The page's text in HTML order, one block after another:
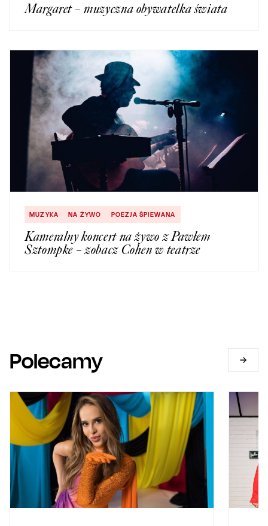
Margaret – muzyczna obywatelka świata
MUZYKA NA ŻYWO POEZJA ŚPIEWANA
Kameralny koncert na żywo z Pawłem
Sztompke – zobacz Cohen w teatrze
Polecamy